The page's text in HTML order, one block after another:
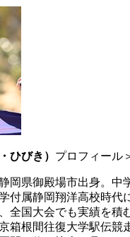
ひびき） プロフィール
岡県御殿場市出身。中
付属静岡翔洋高校時代
全国大会でも実績を積
箱根間往復大学駅伝競